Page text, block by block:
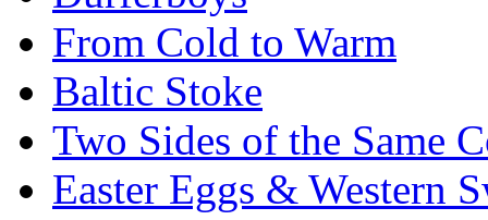
From Cold to Warm
Baltic Stoke
Two Sides of the Same
Easter Eggs & Western